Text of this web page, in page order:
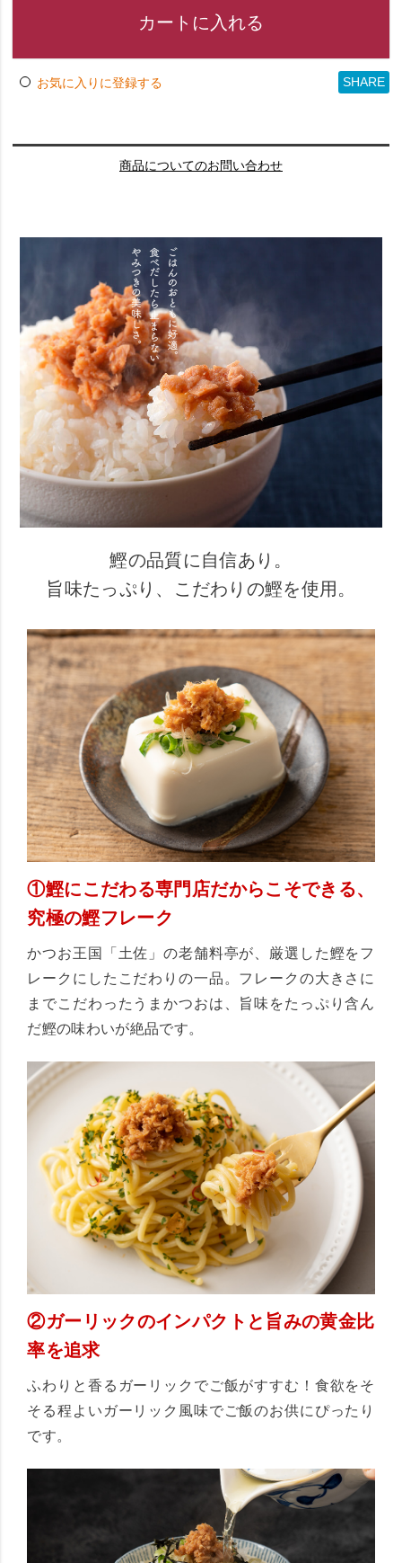
カートに入れる
お気に入りに登録する SHARE
商品についてのお問い合わせ
鰹の品質に自信あり。
旨味たっぷり、こだわりの鰹を使用。
①鰹にこだわる専門店だからこそできる、
究極の鰹フレーク
かつお王国「土佐」の老舗料亭が、厳選した鰹をフ
レークにしたこだわりの一品。フレークの大きさに
までこだわったうまかつおは、旨味をたっぷり含ん
だ鰹の味わいが絶品です。
②ガーリックのインパクトと旨みの黄金比
率を追求
ふわりと香るガーリックでご飯がすすむ！食欲をそ
そる程よいガーリック風味でご飯のお供にぴったり
です。